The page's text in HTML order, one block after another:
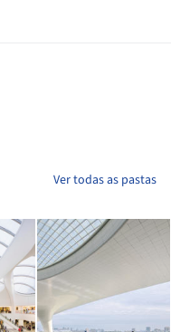
Ver todas as pastas